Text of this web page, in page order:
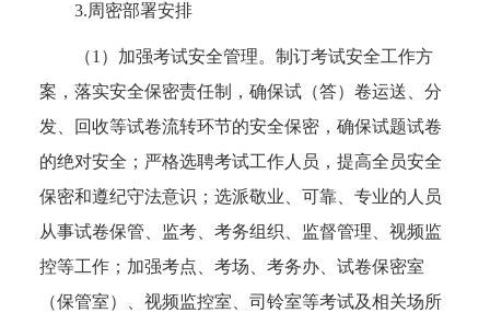
3.周密部署安排
（1）加强考试安全管理。制订考试安全工作方
案，落实安全保密责任制，确保试（答）卷运送、分
发、回收等试卷流转环节的安全保密，确保试题试卷
的绝对安全；严格选聘考试工作人员，提高全员安全
保密和遵纪守法意识；选派敬业、可靠、专业的人员
从事试卷保管、监考、考务组织、监督管理、视频监
控等工作；加强考点、考场、考务办、试卷保密室
（保管室）、视频监控室、司铃室等考试及相关场所